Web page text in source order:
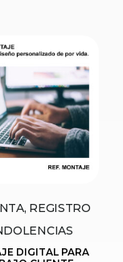
REGISTRO
DIGITAL PARA